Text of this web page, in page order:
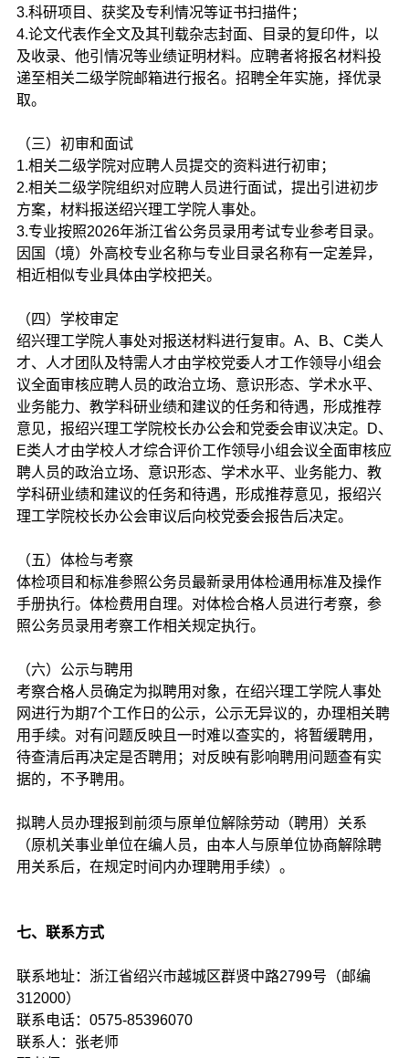
3.科研项目、获奖及专利情况等证书扫描件；
4.论文代表作全文及其刊载杂志封面、目录的复印件，以
及收录、他引情况等业绩证明材料。应聘者将报名材料投
递至相关二级学院邮箱进行报名。招聘全年实施，择优录
取。
（三）初审和面试
1.相关二级学院对应聘人员提交的资料进行初审；
2.相关二级学院组织对应聘人员进行面试，提出引进初步
方案，材料报送绍兴理工学院人事处。
3.专业按照2026年浙江省公务员录用考试专业参考目录。
因国（境）外高校专业名称与专业目录名称有一定差异，
相近相似专业具体由学校把关。
（四）学校审定
绍兴理工学院人事处对报送材料进行复审。A、B、C类人
才、人才团队及特需人才由学校党委人才工作领导小组会
议全面审核应聘人员的政治立场、意识形态、学术水平、
业务能力、教学科研业绩和建议的任务和待遇，形成推荐
意见，报绍兴理工学院校长办公会和党委会审议决定。D、
E类人才由学校人才综合评价工作领导小组会议全面审核应
聘人员的政治立场、意识形态、学术水平、业务能力、教
学科研业绩和建议的任务和待遇，形成推荐意见，报绍兴
理工学院校长办公会审议后向校党委会报告后决定。
（五）体检与考察
体检项目和标准参照公务员最新录用体检通用标准及操作
手册执行。体检费用自理。对体检合格人员进行考察，参
照公务员录用考察工作相关规定执行。
（六）公示与聘用
考察合格人员确定为拟聘用对象，在绍兴理工学院人事处
网进行为期7个工作日的公示，公示无异议的，办理相关聘
用手续。对有问题反映且一时难以查实的，将暂缓聘用，
待查清后再决定是否聘用；对反映有影响聘用问题查有实
据的，不予聘用。
拟聘人员办理报到前须与原单位解除劳动（聘用）关系
（原机关事业单位在编人员，由本人与原单位协商解除聘
用关系后，在规定时间内办理聘用手续）。
七、联系方式
联系地址：浙江省绍兴市越城区群贤中路2799号（邮编
312000）
联系电话：0575-85396070
联系人：张老师